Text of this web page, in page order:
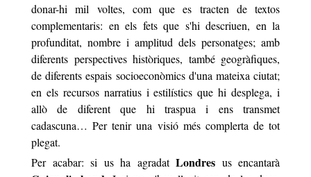
donar-hi mil voltes, com que es tracten de textos
complementaris: en els fets que s'hi descriuen, en la
profunditat, nombre i amplitud dels personatges; amb
diferents perspectives històriques, també geogràfiques,
de diferents espais socioeconòmics d'una mateixa ciutat;
en els recursos narratius i estilístics que hi desplega, i
allò de diferent que hi traspua i ens transmet
cadascuna… Per tenir una visió més complerta de tot
plegat.
Per acabar: si us ha agradat Londres us encantarà